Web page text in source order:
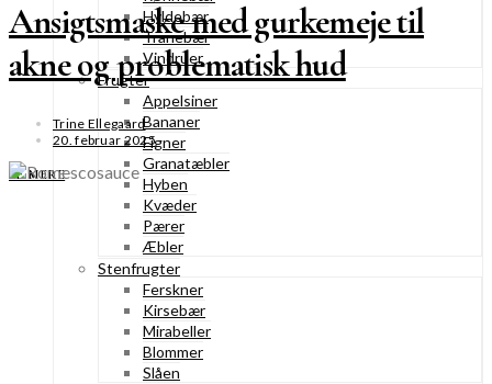
Hyldebær
Tranebær
Vindruer
Frugter
Appelsiner
Bananer
Figner
Granatæbler
Hyben
Kvæder
Pærer
Æbler
Stenfrugter
Ferskner
Kirsebær
Mirabeller
Blommer
Slåen
Ansigtsmaske med gurkemeje til
akne og problematisk hud
Trine Ellegaard
20. februar 2025
SE MERE